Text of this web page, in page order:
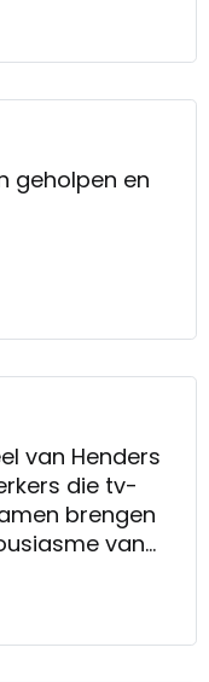
geholpen en
van Henders
die tv-
brengen
van